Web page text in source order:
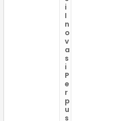
i
I
n
o
v
a
s
i
P
e
r
p
u
s